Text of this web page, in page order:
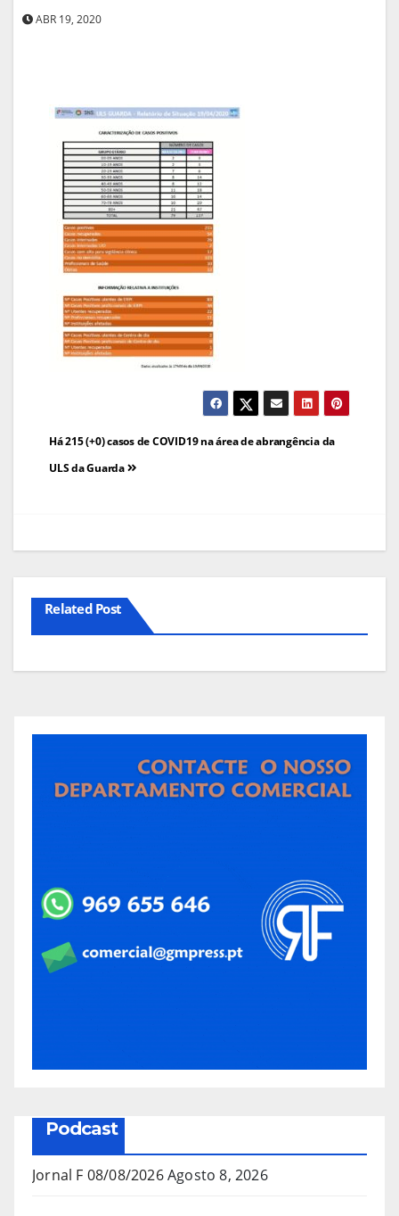
ABR 19, 2020
Navegação
de
Há 215 (+0) casos de COVID19 na área de abrangência da
ULS da Guarda
Related Post
Podcast
Jornal F 08/08/2026Agosto 8, 2026